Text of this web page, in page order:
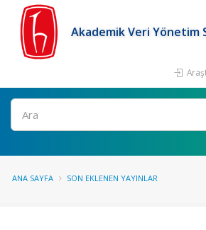
Akademik Veri Yönetim
Ara
ANA SAYFA SON EKLENEN YAYINLAR